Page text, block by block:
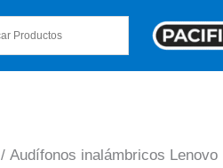
/ Audífonos inalámbricos Lenovo